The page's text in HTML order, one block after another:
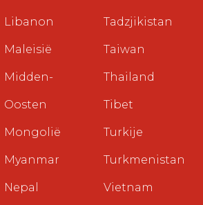
Libanon
Maleisië
Midden-
Oosten
Mongolië
Myanmar
Nepal
Tadzjikistan
Taiwan
Thailand
Tibet
Turkije
Turkmenistan
Vietnam